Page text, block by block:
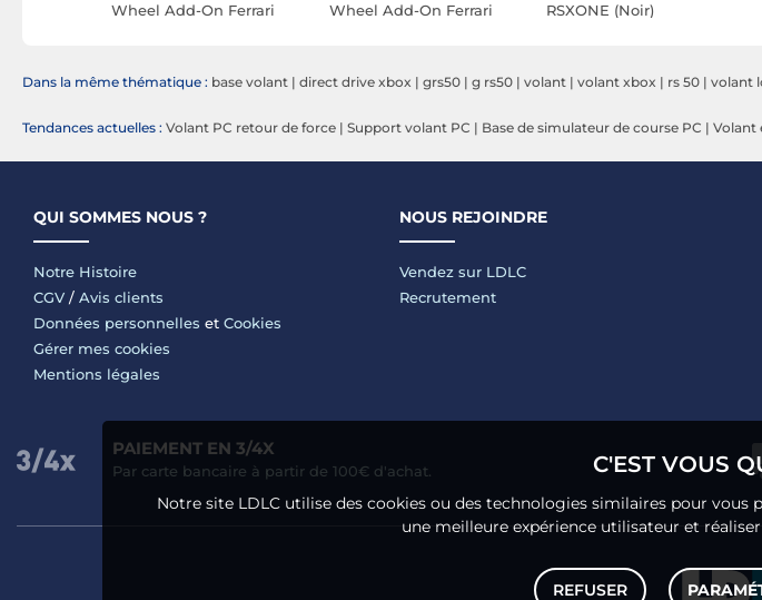
Wheel Add-On Ferrari
Wheel Add-On Ferrari
RSXONE (Noir)
Dans la même thématique : base volant | direct drive xbox | grs50 | g rs50 | volant | volant xbox | rs 50 | volant
Tendances actuelles : Volant PC retour de force | Support volant PC | Base de simulateur de course PC | Volant
QUI SOMMES NOUS ?
Notre Histoire
CGV / Avis clients
Données personnelles et Cookies
Gérer mes cookies
Mentions légales
NOUS REJOINDRE
Vendez sur LDLC
Recrutement
PAIEMENT EN 3/4X
Par carte bancaire à partir de 100€ d'achat. C'EST VOUS
Notre site LDLC utilise des cookies ou des technologies similaires pour vous
une meilleure expérience utilisateur et
REFUSER